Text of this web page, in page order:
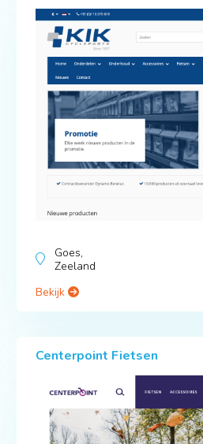
Goes,
Zeeland
Bekijk
Centerpoint Fietsen